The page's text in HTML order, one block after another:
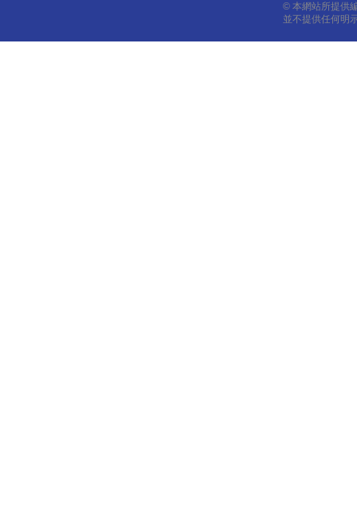
© 本網站所提供
並不提供任何明